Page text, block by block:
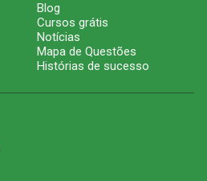
Blog
Cursos grátis
Notícias
Mapa de Questões
Histórias de sucesso